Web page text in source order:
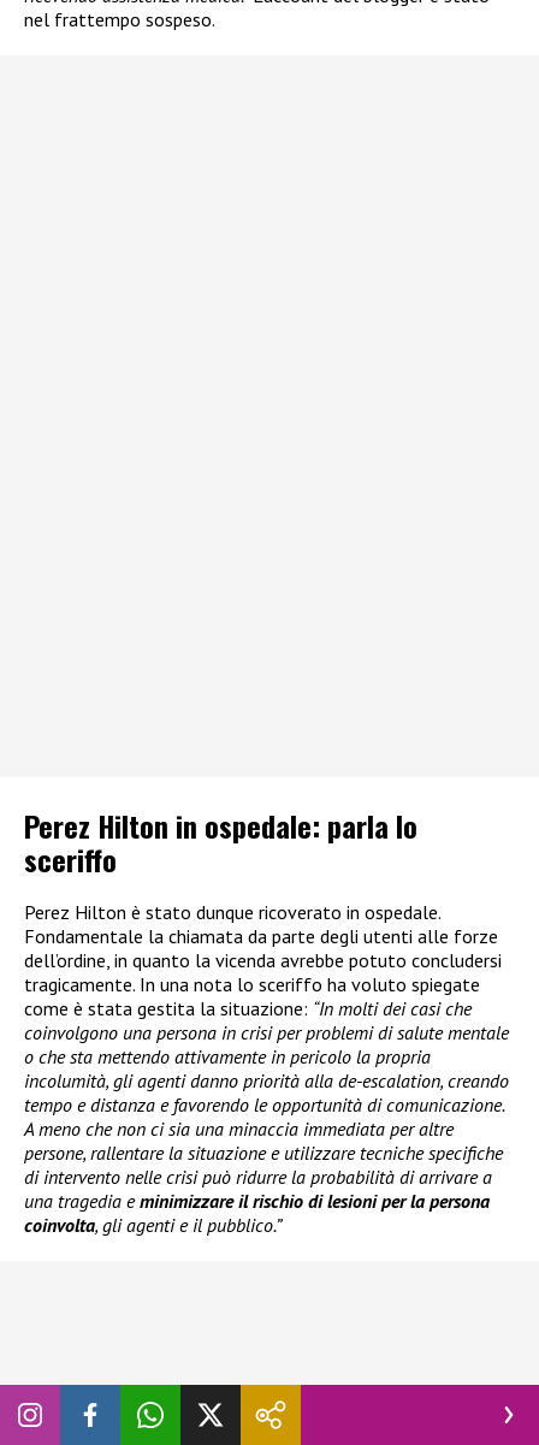
nel frattempo sospeso.
Perez Hilton in ospedale: parla lo
sceriffo
Perez Hilton è stato dunque ricoverato in ospedale.
Fondamentale la chiamata da parte degli utenti alle forze
dell’ordine, in quanto la vicenda avrebbe potuto concludersi
tragicamente. In una nota lo sceriffo ha voluto spiegate
come è stata gestita la situazione: “In molti dei casi che
coinvolgono una persona in crisi per problemi di salute mentale
o che sta mettendo attivamente in pericolo la propria
incolumità, gli agenti danno priorità alla de-escalation, creando
tempo e distanza e favorendo le opportunità di comunicazione.
A meno che non ci sia una minaccia immediata per altre
persone, rallentare la situazione e utilizzare tecniche specifiche
di intervento nelle crisi può ridurre la probabilità di arrivare a
una tragedia eminimizzare il rischio di lesioni per la persona
coinvolta, gli agenti e il pubblico.”